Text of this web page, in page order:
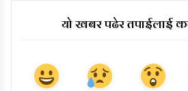
यो खबर पढेर तपाईलाई